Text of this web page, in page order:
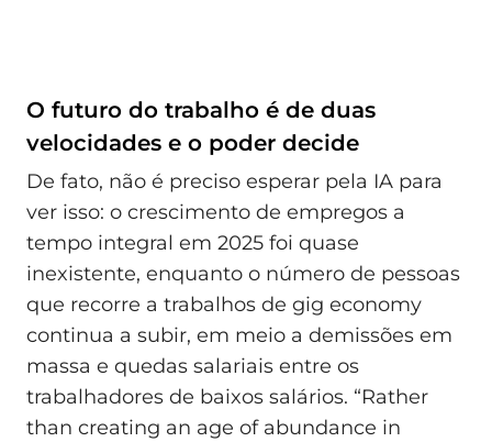
O futuro do trabalho é de duas
velocidades e o poder decide
De fato, não é preciso esperar pela IA para
ver isso: o crescimento de empregos a
tempo integral em 2025 foi quase
inexistente, enquanto o número de pessoas
que recorre a trabalhos de gig economy
continua a subir, em meio a demissões em
massa e quedas salariais entre os
trabalhadores de baixos salários. “Rather
than creating an age of abundance in